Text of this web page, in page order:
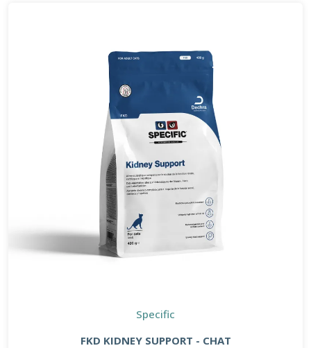
Specific
FKD KIDNEY SUPPORT - CHAT